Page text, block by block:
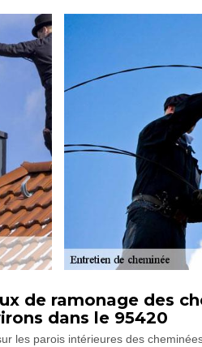
de ramonage des
dans le 95420
les parois intérieures des